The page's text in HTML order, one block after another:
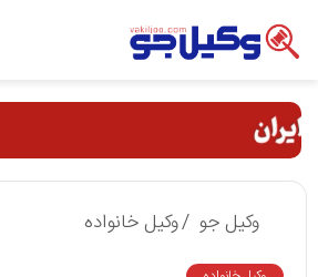
وکیل جو /وکیل خانواده